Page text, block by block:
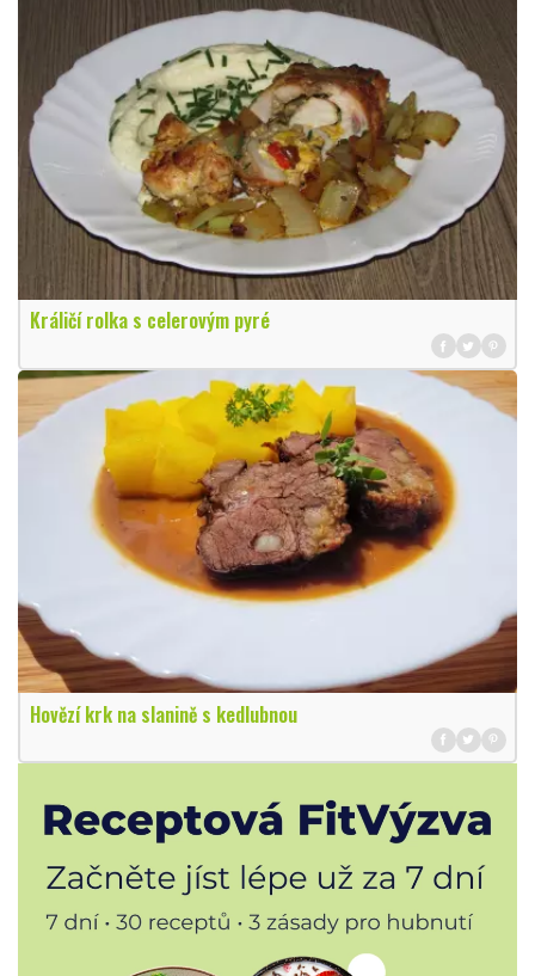
Králičí rolka s celerovým pyré
Hovězí krk na slanině s kedlubnou